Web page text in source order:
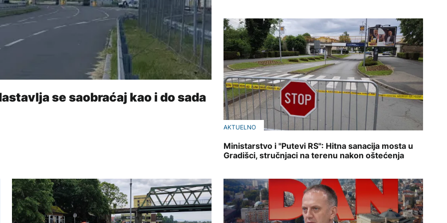
se saobraćaj kao i do sada
AKTUELNO
Ministarstvo i "Putevi RS": Hitna sanacija mosta u
Gradišci, stručnjaci na terenu nakon oštećenja